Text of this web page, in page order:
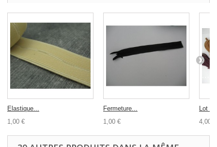
Elastique...
1,00 €
Fermeture...
1,00 €
Lot
4,00 €